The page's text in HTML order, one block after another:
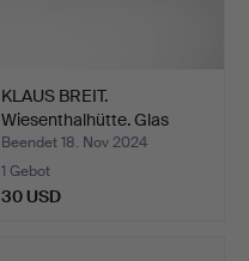
KLAUS BREIT.
Wiesenthalhütte. Glas
Service…
Beendet 18. Nov 2024
1 Gebot
30 USD